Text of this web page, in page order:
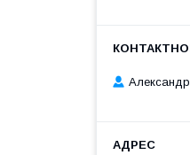
Александр